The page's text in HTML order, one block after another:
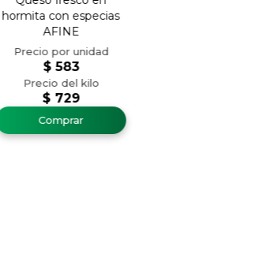
hormita con especias
AFINE
$ 729
$ 583